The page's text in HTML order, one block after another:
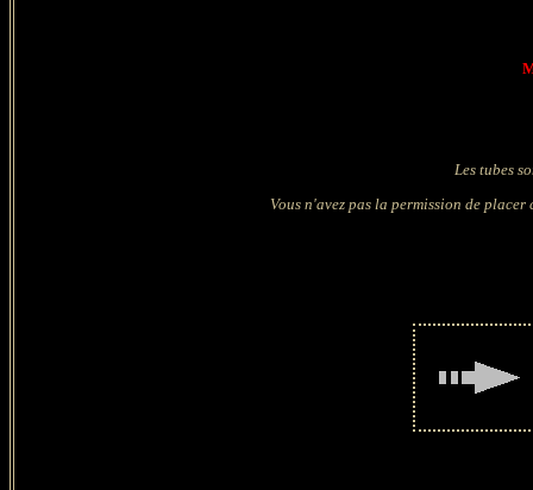
Les tubes
Vous n'avez pas la permission de